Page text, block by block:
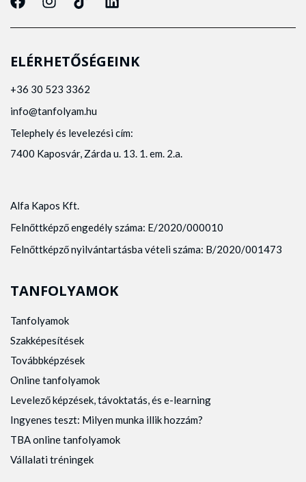
ELÉRHETŐSÉGEINK
+36 30 523 3362
info@tanfolyam.hu
Telephely és levelezési cím:
7400 Kaposvár, Zárda u. 13. 1. em. 2.a.
Alfa Kapos Kft.
Felnőttképző engedély száma: E/2020/000010
Felnőttképző nyilvántartásba vételi száma: B/2020/001473
TANFOLYAMOK
Tanfolyamok
Szakképesítések
Továbbképzések
Online tanfolyamok
Levelező képzések, távoktatás, és e-learning
Ingyenes teszt: Milyen munka illik hozzám?
TBA online tanfolyamok
Vállalati tréningek